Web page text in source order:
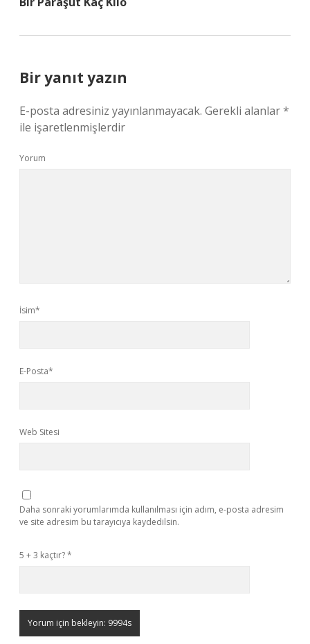
Bir yanıt yazın
E-posta adresiniz yayınlanmayacak. Gerekli alanlar*
ile işaretlenmişlerdir
Yorum
İsim*
E-Posta*
Web Sitesi
Daha sonraki yorumlarımda kullanılması için adım, e-posta adresim
ve site adresim bu tarayıcıya kaydedilsin.
5 + 3 kaçtır?*